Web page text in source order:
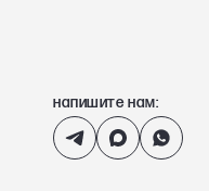
напишите нам: